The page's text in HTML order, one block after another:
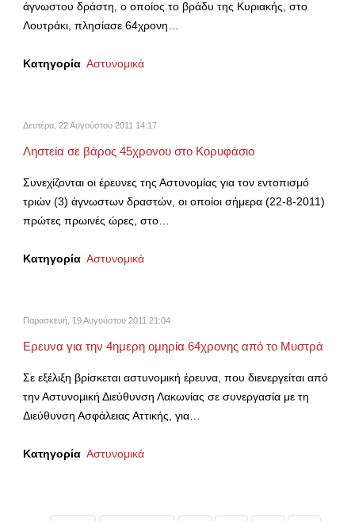
άγνωστου δράστη, ο οποίος το βράδυ της Κυριακής, στο
Λουτράκι, πλησίασε 64χρονη…
Κατηγορία Αστυνομικά
Δευτέρα, 22 Αυγούστου 2011 14:17
Ληστεία σε βάρος 45χρονου στο Κορυφάσιο
Συνεχίζονται οι έρευνες της Αστυνομίας για τον εντοπισμό
τριών (3) άγνωστων δραστών, οι οποίοι σήμερα (22-8-2011)
πρώτες πρωινές ώρες, στο…
Κατηγορία Αστυνομικά
Παρασκευή, 19 Αυγούστου 2011 21:04
Ερευνα για την 4ημερη ομηρία 64χρονης από το Μυστρά
Σε εξέλιξη βρίσκεται αστυνομική έρευνα, που διενεργείται από
την Αστυνομική Διεύθυνση Λακωνίας σε συνεργασία με τη
Διεύθυνση Ασφάλειας Αττικής, για…
Κατηγορία Αστυνομικά